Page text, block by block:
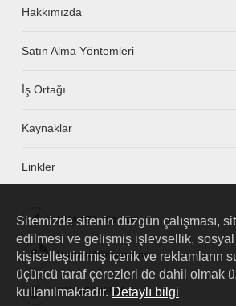
Hakkımızda
Satın Alma Yöntemleri
İş Ortağı
Kaynaklar
Linkler
HUAWEI eKit App
Huawei HiKnow App
HUAWEI eFly App
Sitemizde sitenin düzgün çalışması,
edilmesi ve gelişmiş işlevsellik,
kişiselleştirilmiş içerik ve reklamların
üçüncü taraf çerezleri de dahil olmak
kullanılmaktadır. Detaylı bilgi